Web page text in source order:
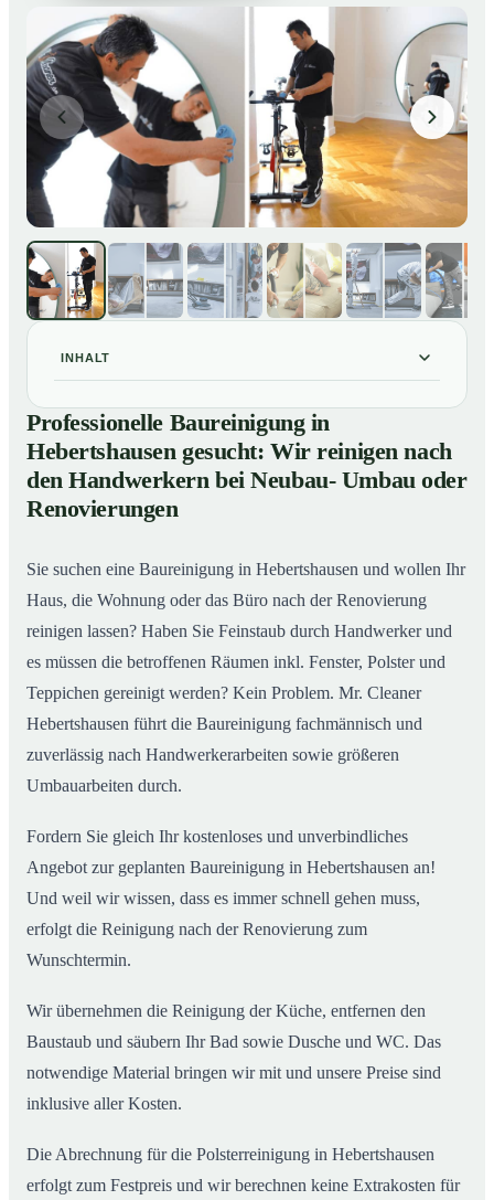
INHALT
01 Professionelle Baureinigung in Hebertshausen
gesucht: Wir reinigen nach den Handwerkern bei
Neubau- Umbau oder Renovierungen
02Baureinigung in Hebertshausen – Profis im Einsatz
Professionelle Baureinigung in
Hebertshausen gesucht: Wir reinigen nach
den Handwerkern bei Neubau- Umbau oder
Renovierungen
Sie suchen eine Baureinigung in Hebertshausen und wollen Ihr
Haus, die Wohnung oder das Büro nach der Renovierung
reinigen lassen? Haben Sie Feinstaub durch Handwerker und
es müssen die betroffenen Räumen inkl. Fenster, Polster und
Teppichen gereinigt werden? Kein Problem. Mr. Cleaner
Hebertshausen führt die Baureinigung fachmännisch und
zuverlässig nach Handwerkerarbeiten sowie größeren
Umbauarbeiten durch.
Fordern Sie gleich Ihr kostenloses und unverbindliches
Angebot zur geplanten Baureinigung in Hebertshausen an!
Und weil wir wissen, dass es immer schnell gehen muss,
erfolgt die Reinigung nach der Renovierung zum
Wunschtermin.
Wir übernehmen die Reinigung der Küche, entfernen den
Baustaub und säubern Ihr Bad sowie Dusche und WC. Das
notwendige Material bringen wir mit und unsere Preise sind
inklusive aller Kosten.
Die Abrechnung für die Polsterreinigung in Hebertshausen
erfolgt zum Festpreis und wir berechnen keine Extrakosten für